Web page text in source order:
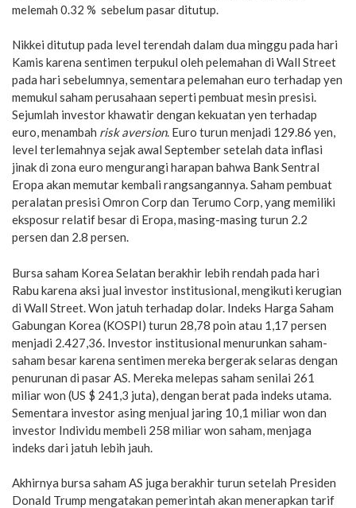
melemah 0.32 % sebelum pasar ditutup.
Nikkei ditutup pada level terendah dalam dua minggu pada hari
Kamis karena sentimen terpukul oleh pelemahan di Wall Street
pada hari sebelumnya, sementara pelemahan euro terhadap yen
memukul saham perusahaan seperti pembuat mesin presisi.
Sejumlah investor khawatir dengan kekuatan yen terhadap
euro, menambah risk aversion. Euro turun menjadi 129.86 yen,
level terlemahnya sejak awal September setelah data inflasi
jinak di zona euro mengurangi harapan bahwa Bank Sentral
Eropa akan memutar kembali rangsangannya. Saham pembuat
peralatan presisi Omron Corp dan Terumo Corp, yang memiliki
eksposur relatif besar di Eropa, masing-masing turun 2.2
persen dan 2.8 persen.
Bursa saham Korea Selatan berakhir lebih rendah pada hari
Rabu karena aksi jual investor institusional, mengikuti kerugian
di Wall Street. Won jatuh terhadap dolar. Indeks Harga Saham
Gabungan Korea (KOSPI) turun 28,78 poin atau 1,17 persen
menjadi 2.427,36. Investor institusional menurunkan saham-
saham besar karena sentimen mereka bergerak selaras dengan
penurunan di pasar AS. Mereka melepas saham senilai 261
miliar won (US $ 241,3 juta), dengan berat pada indeks utama.
Sementara investor asing menjual jaring 10,1 miliar won dan
investor Individu membeli 258 miliar won saham, menjaga
indeks dari jatuh lebih jauh.
Akhirnya bursa saham AS juga berakhir turun setelah Presiden
Donald Trump mengatakan pemerintah akan menerapkan tarif